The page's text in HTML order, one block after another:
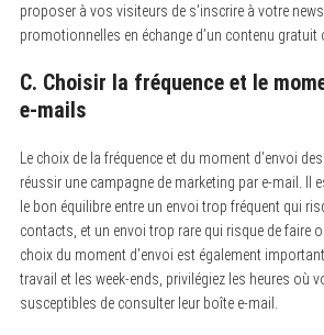
proposer à vos visiteurs de s’inscrire à votre
promotionnelles en échange d’un contenu gratuit
C. Choisir la fréquence et le
e-mails
Le choix de la fréquence et du moment d’envoi
réussir une campagne de marketing par e-mail. Il
le bon équilibre entre un envoi trop fréquent qui
contacts, et un envoi trop rare qui risque de faire
choix du moment d’envoi est également
travail et les week-ends, privilégiez les heures où
susceptibles de consulter leur boîte e-mail.